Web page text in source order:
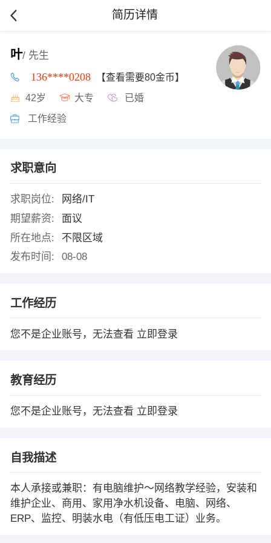
简历详情
叶/ 先生
136****0208 【查看需要80金币】
42岁 大专 已婚
工作经验
求职意向
求职岗位:
网络/IT
期望薪资:
面议
所在地点:
不限区域
发布时间:
08-08
工作经历
您不是企业账号，无法查看 立即登录
教育经历
您不是企业账号，无法查看 立即登录
自我描述
本人承接或兼职：有电脑维护～网络教学经验，安装和
维护企业、商用、家用净水机设备、电脑、网络、
ERP、监控、明装水电（有低压电工证）业务。